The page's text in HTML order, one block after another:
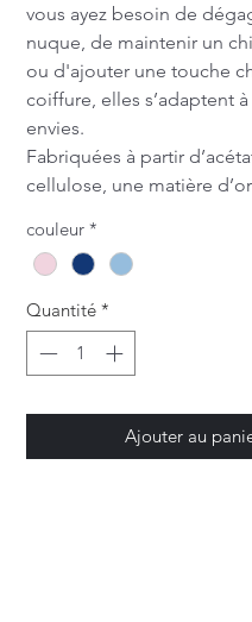
vous ayez besoin de
nuque, de maintenir un
ou d'ajouter une touche
coiffure, elles s’adaptent
envies.
Fabriquées à partir
cellulose, une matière
durables et douces pour la
capillaire. Chaque modèle
soigneusement
qualité, sa tenue et son
des classiques
Petit format discret ou
cheveux épais, il y a
couleur *
Quantité *
Ajouter au